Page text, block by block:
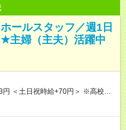
ールスタッフ／週1日
主婦（主夫）活躍中
校生
と同じです。 ※最大12ヶ月の間